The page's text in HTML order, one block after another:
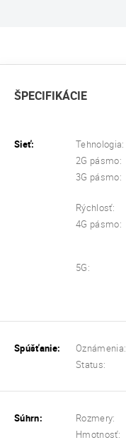
ŠPECIFIKÁCIE
Sieť: Tehnologia:
2G pásmo:
3G pásmo:
Rýchlosť:
4G pásmo:
5G:
Spúšťanie: Oznámenia:
Status:
Súhrn: Rozmery:
Hmotnosť: